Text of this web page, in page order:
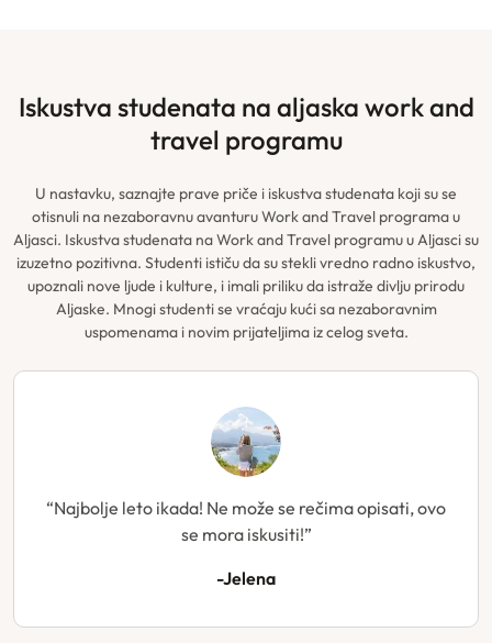
iskustva studenata na aljaska work and
travel programu
U nastavku, saznajte prave priče i iskustva studenata koji su se
otisnuli na nezaboravnu avanturu Work and Travel programa u
Aljasci. Iskustva studenata na Work and Travel programu u Aljasci su
izuzetno pozitivna. Studenti ističu da su stekli vredno radno iskustvo,
upoznali nove ljude i kulture, i imali priliku da istraže divlju prirodu
Aljaske. Mnogi studenti se vraćaju kući sa nezaboravnim
uspomenama i novim prijateljima iz celog sveta.
“Najbolje leto ikada! Ne može se rečima opisati, ovo
se mora iskusiti!”
-Jelena